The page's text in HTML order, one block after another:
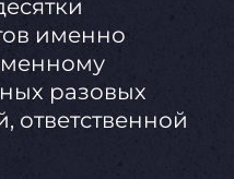
именно
разовых
ответственной